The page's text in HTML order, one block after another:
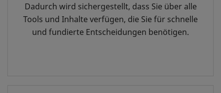
Dadurch wird sichergestellt, dass Sie über alle
Tools und Inhalte verfügen, die Sie für schnelle
und fundierte Entscheidungen benötigen.